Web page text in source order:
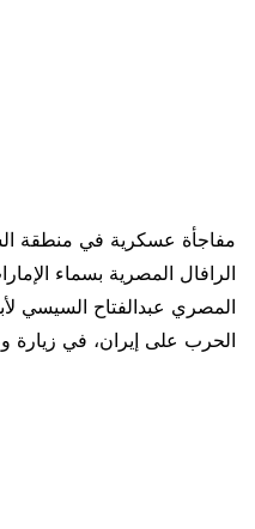
مفاجأة عسكرية في منطقة
الرافال المصرية بسماء
المصري عبدالفتاح السيسي
الحرب على إيران، في زيارة